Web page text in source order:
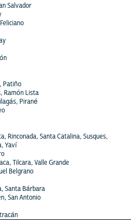
Salvador
Patiño
Ramón Lista
Pirané
Rinconada, Santa Catalina, Susques,
Yaví
Tilcara, Valle Grande
Belgrano
Santa Bárbara
San Antonio